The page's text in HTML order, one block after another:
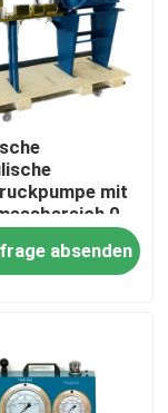
mit
0-
Optimiert für
absenden